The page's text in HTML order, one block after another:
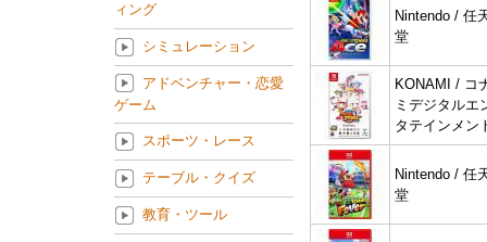
Nintendo / 任
堂
KONAMI / コ
ミデジタルエ
タテインメン
Nintendo / 任
堂
ィング
シミュレーション
アドベンチャー・恋愛
ゲーム
スポーツ・レース
テーブル・クイズ
教育・ツール